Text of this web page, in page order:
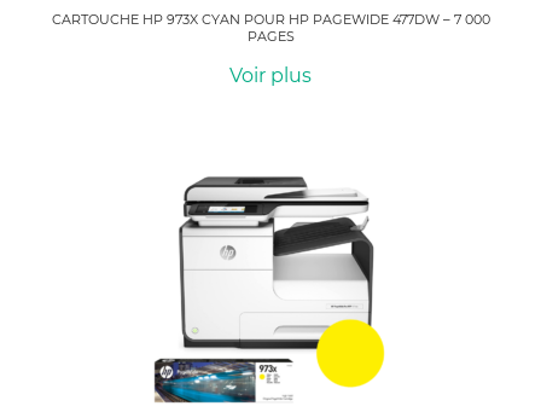
CARTOUCHE HP 973X CYAN POUR HP PAGEWIDE 477DW – 7 000
PAGES
Voir plus